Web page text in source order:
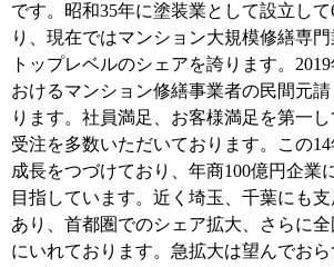
です。昭和35年に塗装業として設立し
り、現在ではマンション大規模修繕専
トップレベルのシェアを誇ります。
おけるマンション修繕事業者の民間元
ります。社員満足、お客様満足を第一
受注を多数いただいております。この
成長をつづけており、年商100億円企業
目指しています。近く埼玉、千葉にも
あり、首都圏でのシェア拡大、さらに
にいれております。急拡大は望んでお